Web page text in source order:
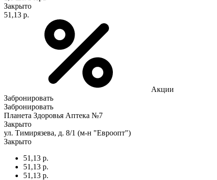
Закрыто
51,13 р.
Акции
Забронировать
Забронировать
Планета Здоровья Аптека №7
Закрыто
ул. Тимирязева, д. 8/1 (м-н "Евроопт")
Закрыто
51,13 р.
51,13 р.
51,13 р.